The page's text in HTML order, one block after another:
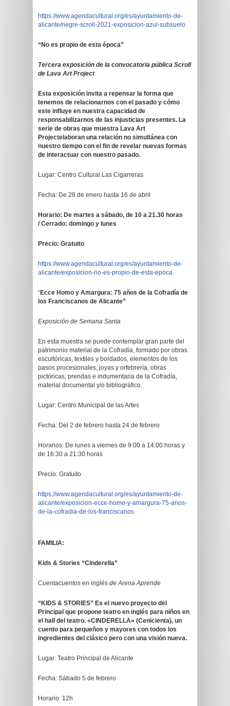
https://www.agendacultural.org/es/ayuntamiento-de-
alicante/negre-scroll-2021-exposicion-azul-subsuelo
“No es propio de esta época”
Tercera exposición de la convocatoria pública Scroll
de Lava Art Project
Esta exposición invita a repensar la forma que
tenemos de relacionarnos con el pasado y cómo
este influye en nuestra capacidad de
responsabilizarnos de las injusticias presentes. La
serie de obras que muestra Lava Art
Projectelaboran una relación no simultánea con
nuestro tiempo con el fin de revelar nuevas formas
de interactuar con nuestro pasado.
Lugar: Centro Cultural Las Cigarreras
Fecha: De 28 de enero hasta 16 de abril
Horario: De martes a sábado, de 10 a 21.30 horas
/Cerrado: domingo y lunes
Precio: Gratuito
https://www.agendacultural.org/es/ayuntamiento-de-
alicante/exposicion-no-es-propio-de-esta-epoca
“Ecce Homo y Amargura: 75 años de la Cofradía de
los Franciscanos de Alicante”
Exposición de Semana Santa
En esta muestra se puede contemplar gran parte del
patrimonio material de la Cofradía, formado por obras
escultóricas, textiles y bordados, elementos de los
pasos procesionales, joyas y orfebrería, obras
pictóricas, prendas e indumentaria de la Cofradía,
material documental y/o bibliográfico.
Lugar: Centro Municipal de las Artes
Fecha: Del 2 de febrero hasta 24 de febrero
Horarios: De lunes a viernes de 9:00 a 14:00 horas y
de 16:30 a 21:30 horas
Precio: Gratuito
https://www.agendacultural.org/es/ayuntamiento-de-
alicante/exposicion-ecce-homo-y-amargura-75-anos-
de-la-cofradia-de-los-franciscanos
FAMILIA:
Kids & Stories “Cinderella”
Cuentacuentos en inglés de Arena Aprende
“KIDS & STORIES” Es el nuevo proyecto del
Principal que propone teatro en inglés para niños en
el hall del teatro. «CINDERELLA» (Cenicienta), un
cuento para pequeños y mayores con todos los
ingredientes del clásico pero con una visión nueva.
Lugar: Teatro Principal de Alicante
Fecha: Sábado 5 de febrero
Horario: 12h